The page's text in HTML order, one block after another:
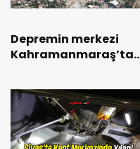
Depremin merkezi
Kahramanmaraş’ta
görüntülendi!